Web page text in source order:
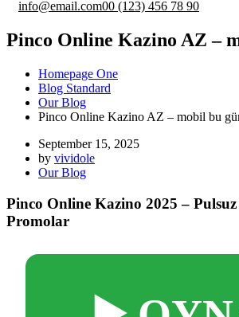
info@email.com00 (123) 456 78 90
Pinco Online Kazino AZ –
Homepage One
Blog Standard
Our Blog
Pinco Online Kazino AZ – mobil bu
September 15, 2025
by vividole
Our Blog
Pinco Online Kazino 2025 –
Promolar